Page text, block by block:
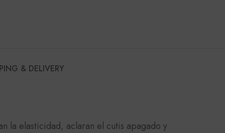
& DELIVERY
la elasticidad, aclaran el cutis apagado y